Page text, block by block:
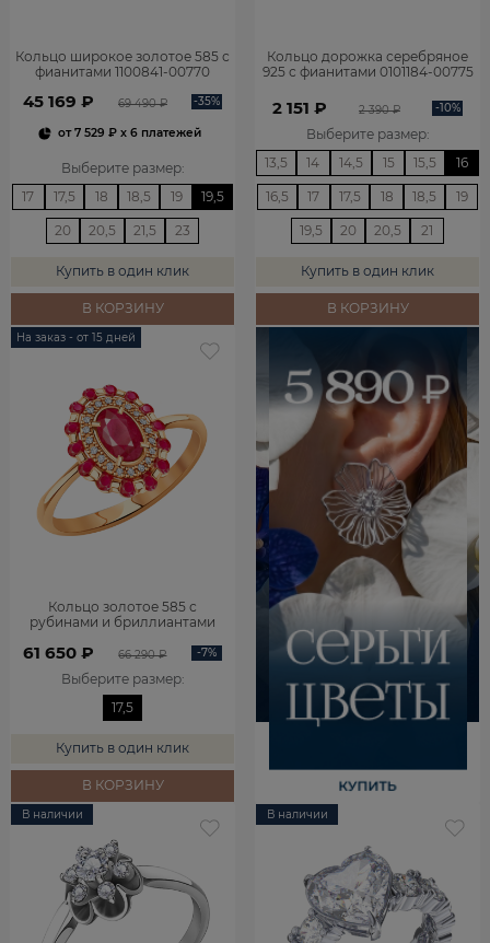
Кольцо широкое золотое 585 с
фианитами 1100841-00770
45 169 ₽ 69 490 ₽ -35%
от7 529 ₽x 6 платежей
Выберите размер:
17
17,5 18 18,5 19 19,5
20 20,5 21,5 23
Купить в один клик
В КОРЗИНУ
Кольцо дорожка серебряное
925 с фианитами 0101184-00775
2 151 ₽ 2 390 ₽ -10%
Выберите размер:
13,5
14 14,5 15 15,5 16
16,5 17 17,5 18 18,5 19
19,5 20 20,5 21
Купить в один клик
В КОРЗИНУ
На заказ - от 15 дней
Кольцо золотое 585 с
рубинами и бриллиантами
61 650 ₽ 66 290 ₽ -7%
Выберите размер:
17,5
Купить в один клик
В КОРЗИНУ
В наличии В наличии